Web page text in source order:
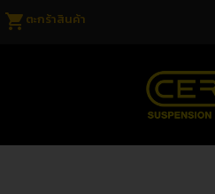
shopping_cart ตะกร้าสินค้า